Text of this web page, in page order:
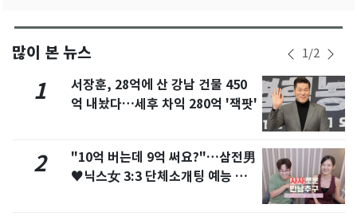
많이 본 뉴스 1/2
1
서장훈, 28억에 산 강남 건물 450
억 내놨다…세후 차익 280억 '잭팟'
2
"10억 버는데 9억 써요?"…삼전男
♥닉스女 3:3 단체소개팅 예능 화